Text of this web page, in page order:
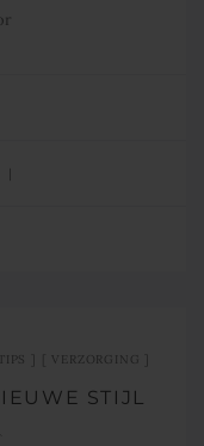
TIPS VERZORGING
STIJL